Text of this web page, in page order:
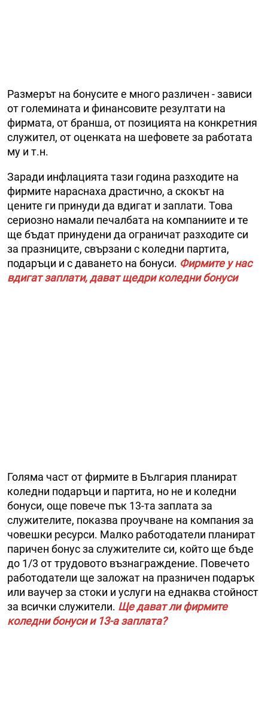
Размерът на бонусите е много различен - зависи
от големината и финансовите резултати на
фирмата, от бранша, от позицията на конкретния
служител, от оценката на шефовете за работата
му и т.н.
Заради инфлацията тази година разходите на
фирмите нараснаха драстично, а скокът на
цените ги принуди да вдигат и заплати. Това
сериозно намали печалбата на компаниите и те
ще бъдат принудени да ограничат разходите си
за празниците, свързани с коледни партита,
подаръци и с даването на бонуси. Фирмите у нас
вдигат заплати, дават щедри коледни бонуси
Голяма част от фирмите в България планират
коледни подаръци и партита, но не и коледни
бонуси, още повече пък 13-та заплата за
служителите, показва проучване на компания за
човешки ресурси. Малко работодатели планират
паричен бонус за служителите си, който ще бъде
до 1/3 от трудовото възнаграждение. Повечето
работодатели ще заложат на празничен подарък
или ваучер за стоки и услуги на еднаква стойност
за всички служители. Ще дават ли фирмите
коледни бонуси и 13-а заплата?